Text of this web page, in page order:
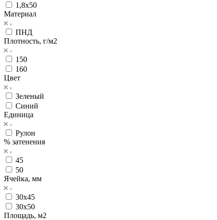
1,8х50
Материал
ПНД
Плотность, г/м2
150
160
Цвет
Зеленый
Синий
Единица
Рулон
% затенения
45
50
Ячейка, мм
30х45
30х50
Площадь, м2